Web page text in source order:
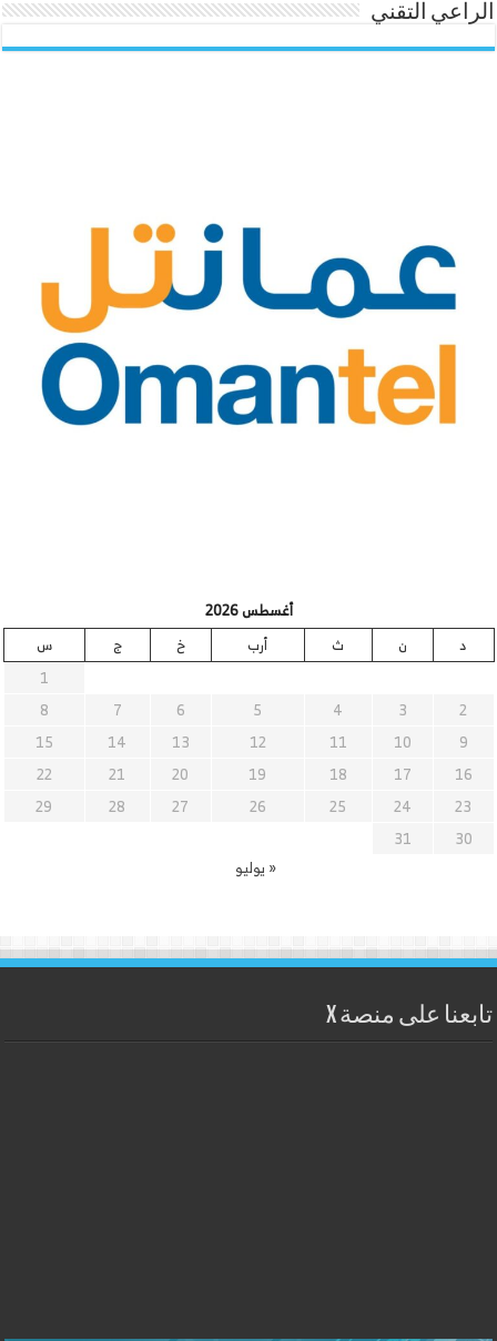
الراعي التقني
أغسطس 2026
د
ن ث أرب خ ج
س
1
2
3
4
5
6
7
8
9
10
11
12
13
14
15
16
17
18
19
20
21
22
23
24
25
26
27
28
29
30
31
« يوليو
تابعنا على منصة X